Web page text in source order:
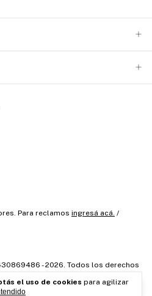
el uso de cookies para agilizar
Para reclamos ingresá acá. /
- 2026. Todos los derechos